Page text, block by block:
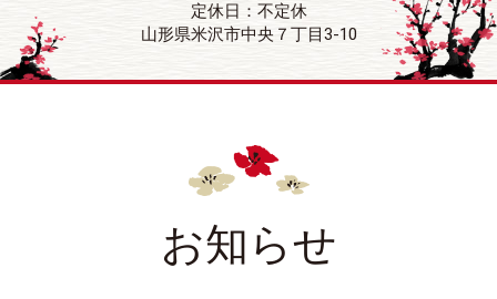
定休日：不定休
山形県米沢市中央７丁目3-10
お知らせ